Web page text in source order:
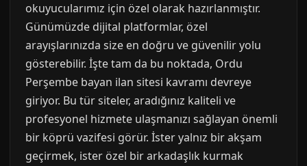
okuyucularımız için özel olarak hazırlanmıştır.
Günümüzde dijital platformlar, özel
arayışlarınızda size en doğru ve güvenilir yolu
gösterebilir. İşte tam da bu noktada, Ordu
Perşembe bayan ilan sitesi kavramı devreye
giriyor. Bu tür siteler, aradığınız kaliteli ve
profesyonel hizmete ulaşmanızı sağlayan önemli
bir köprü vazifesi görür. İster yalnız bir akşam
geçirmek, ister özel bir arkadaşlık kurmak